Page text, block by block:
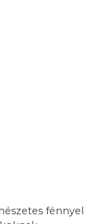
fénnyel